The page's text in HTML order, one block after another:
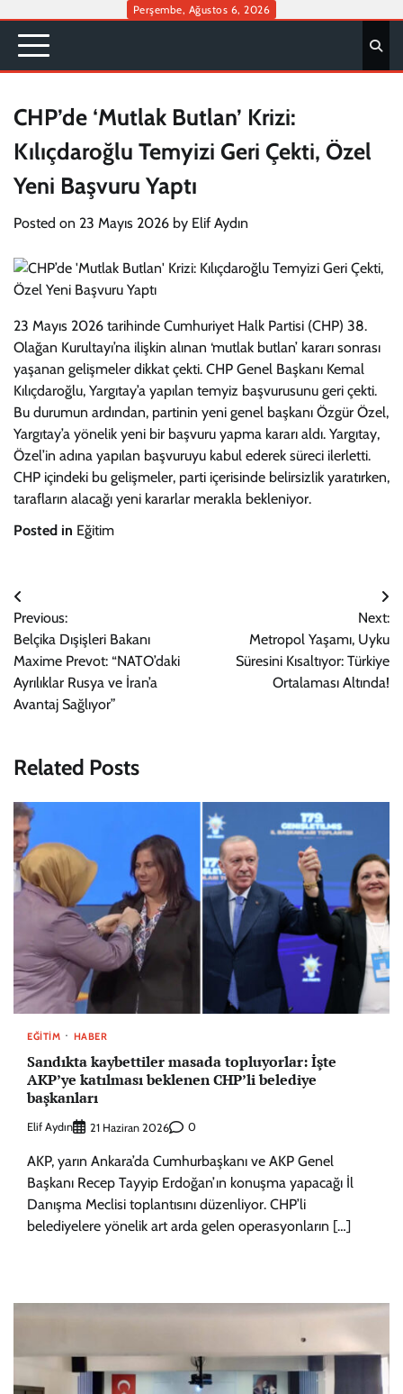
content
Perşembe, Ağustos 6, 2026
CHP’de ‘Mutlak Butlan’ Krizi:
Kılıçdaroğlu Temyizi Geri Çekti, Özel
Yeni Başvuru Yaptı
Posted on 23 Mayıs 2026 by Elif Aydın
23 Mayıs 2026 tarihinde Cumhuriyet Halk Partisi (CHP) 38.
Olağan Kurultayı’na ilişkin alınan ‘mutlak butlan’ kararı sonrası
yaşanan gelişmeler dikkat çekti. CHP Genel Başkanı Kemal
Kılıçdaroğlu, Yargıtay’a yapılan temyiz başvurusunu geri çekti.
Bu durumun ardından, partinin yeni genel başkanı Özgür Özel,
Yargıtay’a yönelik yeni bir başvuru yapma kararı aldı. Yargıtay,
Özel’in adına yapılan başvuruyu kabul ederek süreci ilerletti.
CHP içindeki bu gelişmeler, parti içerisinde belirsizlik yaratırken,
tarafların alacağı yeni kararlar merakla bekleniyor.
Posted in Eğitim
Yazı
gezinmesi
Previous:
Belçika Dışişleri Bakanı
Maxime Prevot: “NATO’daki
Ayrılıklar Rusya ve İran’a
Avantaj Sağlıyor”
Next:
Metropol Yaşamı, Uyku
Süresini Kısaltıyor: Türkiye
Ortalaması Altında!
Related Posts
EĞITIM HABER
Sandıkta kaybettiler masada topluyorlar: İşte
AKP’ye katılması beklenen CHP’li belediye
başkanları
Elif Aydın 21 Haziran 2026 0
AKP, yarın Ankara’da Cumhurbaşkanı ve AKP Genel
Başkanı Recep Tayyip Erdoğan’ın konuşma yapacağı İl
Danışma Meclisi toplantısını düzenliyor. CHP’li
belediyelere yönelik art arda gelen operasyonların […]